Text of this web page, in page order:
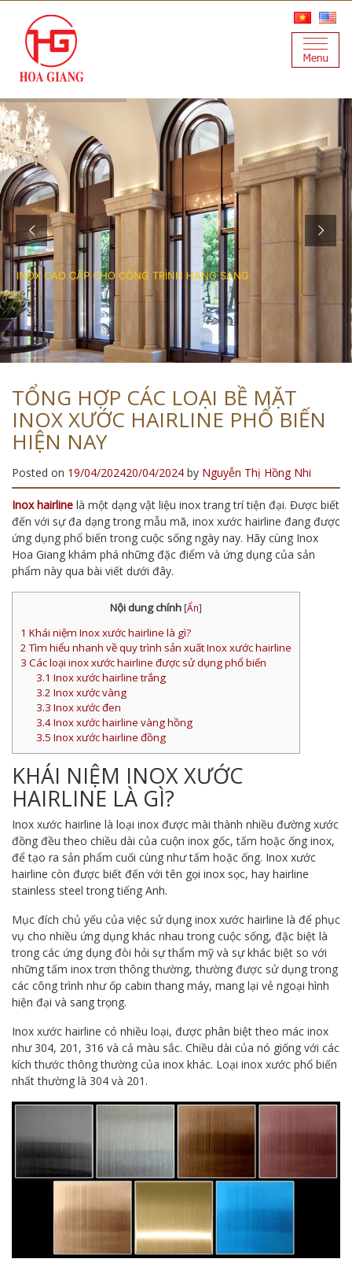
INOX CAO CẤP CHO CÔNG TRÌNH HẠNG SANG
TỔNG HỢP CÁC LOẠI BỀ MẶT
INOX XƯỚC HAIRLINE PHỔ BIẾN
HIỆN NAY
Posted on 19/04/202420/04/2024 by Nguyễn Thị Hồng Nhi
Inox hairline là một dạng vật liệu inox trang trí tiện đại. Được biết
đến với sự đa dạng trong mẫu mã, inox xước hairline đang được
ứng dụng phổ biến trong cuộc sống ngày nay. Hãy cùng Inox
Hoa Giang khám phá những đặc điểm và ứng dụng của sản
phẩm này qua bài viết dưới đây.
Nội dung chính [Ẩn]
1 Khái niệm Inox xước hairline là gì?
2Tìm hiểu nhanh về quy trình sản xuất Inox xước hairline
3 Các loại inox xước hairline được sử dụng phổ biến
3.1 Inox xước hairline trắng
3.2 Inox xước vàng
3.3 Inox xước đen
3.4Inox xước hairline vàng hồng
3.5 Inox xước hairline đồng
KHÁI NIỆM INOX XƯỚC
HAIRLINE LÀ GÌ?
Inox xước hairline là loại inox được mài thành nhiều đường xước
đồng đều theo chiều dài của cuộn inox gốc, tấm hoặc ống inox,
để tạo ra sản phẩm cuối cùng như tấm hoặc ống. Inox xước
hairline còn được biết đến với tên gọi inox sọc, hay hairline
stainless steel trong tiếng Anh.
Mục đích chủ yếu của việc sử dụng inox xước hairline là để phục
vụ cho nhiều ứng dụng khác nhau trong cuộc sống, đặc biệt là
trong các ứng dụng đòi hỏi sự thẩm mỹ và sự khác biệt so với
những tấm inox trơn thông thường, thường được sử dụng trong
các công trình như ốp cabin thang máy, mang lại vẻ ngoại hình
hiện đại và sang trọng.
Inox xước hairline có nhiều loại, được phân biệt theo mác inox
như 304, 201, 316 và cả màu sắc. Chiều dài của nó giống với các
kích thước thông thường của inox khác. Loại inox xước phổ biến
nhất thường là 304 và 201.